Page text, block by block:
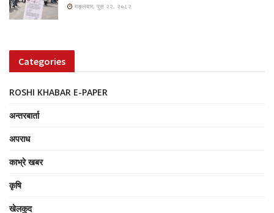
मङ्लबार, पुस २२, २०८२
Categories
ROSHI KHABAR E-PAPER
अन्तरबार्ता
अपराध
काभ्रे खबर
कृषि
खेलकुद